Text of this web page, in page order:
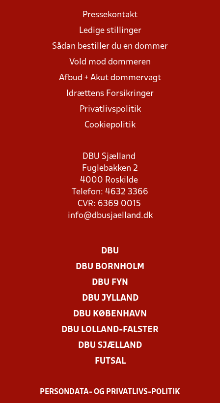
Pressekontakt
Ledige stillinger
Sådan bestiller du en dommer
Vold mod dommeren
Afbud + Akut dommervagt
Idrættens Forsikringer
Privatlivspolitik
Cookiepolitik
DBU Sjælland
Fuglebakken 2
4000 Roskilde
Telefon: 4632 3366
CVR: 6369 0015
info@dbusjaelland.dk
DBU
DBU BORNHOLM
DBU FYN
DBU JYLLAND
DBU KØBENHAVN
DBU LOLLAND-FALSTER
DBU SJÆLLAND
FUTSAL
PERSONDATA- OG PRIVATLIVS-POLITIK